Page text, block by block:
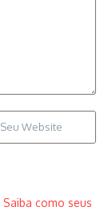
Saiba como seus